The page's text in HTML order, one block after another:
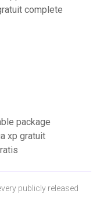
complete
package
xp gratuit
publicly released